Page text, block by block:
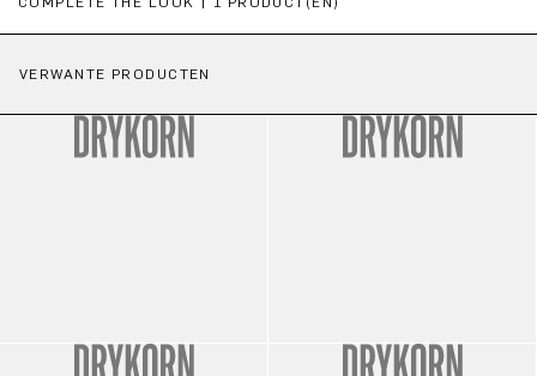
VERWANTE PRODUCTEN